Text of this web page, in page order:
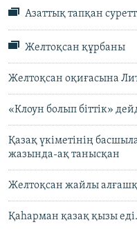
Азаттық тапқан
Желтоқсан құрбаны
Желтоқсан оқиғасына
«Клоун болып біттік»
Қазақ үкіметінің
жазында-ақ танысқан
Желтоқсан жайлы
Қаһарман қазақ қызы